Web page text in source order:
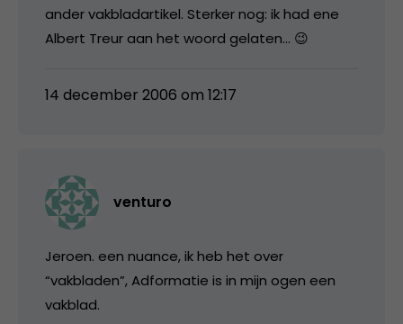
ander vakbladartikel. Sterker nog: ik had ene
Albert Treur aan het woord gelaten… 😉
14 december 2006 om 12:17
venturo
Jeroen. een nuance, ik heb het over
“vakbladen”, Adformatie is in mijn ogen een
vakblad.